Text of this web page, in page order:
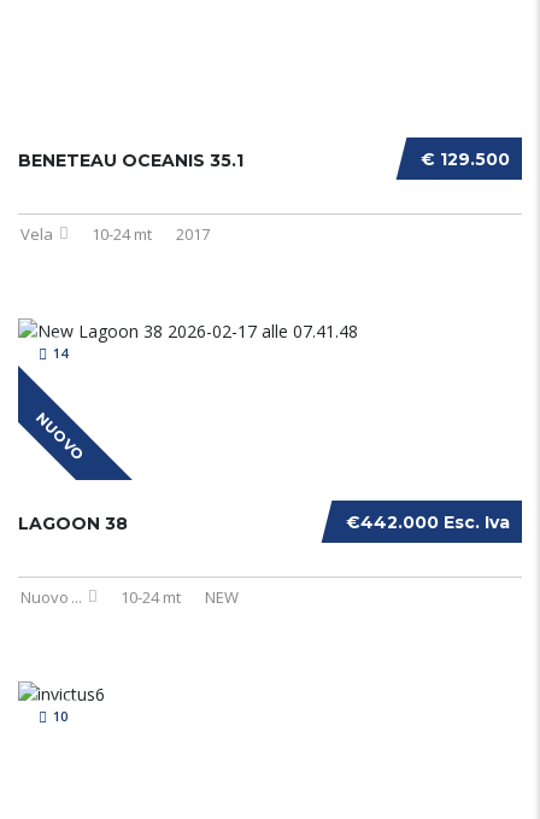
€ 129.500
BENETEAU OCEANIS 35.1
Vela 10-24 mt 2017
NUOVO
14
€442.000 Esc. Iva
LAGOON 38
Nuovo ... 10-24 mt NEW
10